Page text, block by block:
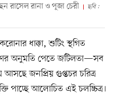
রাসেল রানা ও পূজা চেরী
ছবি :
ধাক্কা, শুটিং স্থগিত
অনুমতি পেতে জটিলতা—সব
আসছে জনপ্রিয় গুপ্তচর চরিত্র
পাচ্ছে আলোচিত এই চলচ্চিত্র।